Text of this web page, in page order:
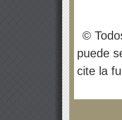
©
puede
cite la